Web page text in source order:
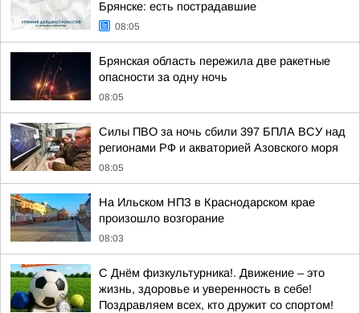
Брянске: есть пострадавшие
08:05
Брянская область пережила две ракетные
опасности за одну ночь
08:05
Силы ПВО за ночь сбили 397 БПЛА ВСУ над
регионами РФ и акваторией Азовского моря
08:05
На Ильском НПЗ в Краснодарском крае
произошло возгорание
08:03
С Днём физкультурника!. Движение – это
жизнь, здоровье и уверенность в себе!
Поздравляем всех, кто дружит со спортом!